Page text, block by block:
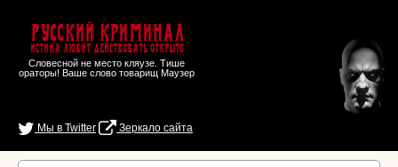
Русский Криминал
Истина любит действовать открыто
Словесной не место кляузе. Тише
ораторы! Ваше слово товарищ Маузер
Мы в Twitter Зеркало сайта